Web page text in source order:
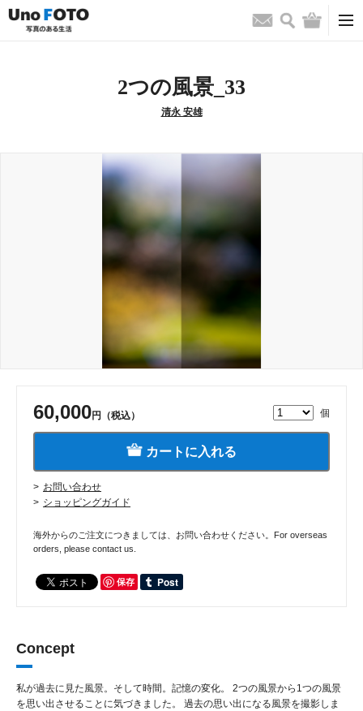
お問い合わせ
検索 バッグ
2つの風景_33
清永 安雄
60,000円（税込） 個
カートに入れる
お問い合わせ
ショッピングガイド
海外からのご注文につきましては、お問い合わせください。For overseas
orders, please contact us.
保存
Concept
私が過去に見た風景。そして時間。記憶の変化。 2つの風景から1つの風景
を思い出させることに気づきました。 過去の思い出になる風景を撮影しま